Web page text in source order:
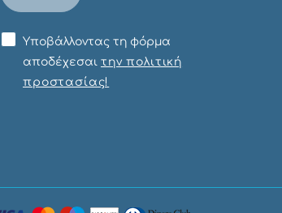
Υποβάλλοντας τη φόρμα
αποδέχεσαι την πολιτική
προστασίας!